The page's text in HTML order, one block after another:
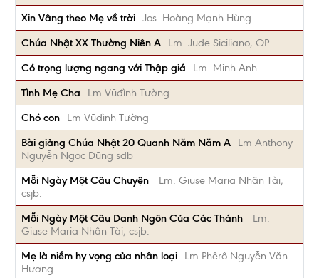
Xin Vâng theo Mẹ về trời Jos. Hoàng Mạnh Hùng
Chúa Nhật XX Thường Niên A
Lm. Jude Siciliano, OP
Có trọng lượng ngang với Thập giá
Lm. Minh Anh
Tình Mẹ Cha
Lm Vũđình Tường
Chó con
Lm Vũđình Tường
Bài giảng Chúa Nhật 20 Quanh Năm Năm A
Lm Anthony
Nguyễn Ngọc Dũng sdb
Mỗi Ngày Một Câu Chuyện
Lm. Giuse Maria Nhân Tài,
csjb.
Mỗi Ngày Một Câu Danh Ngôn Của Các Thánh
Lm.
Giuse Maria Nhân Tài, csjb.
Mẹ là niềm hy vọng của nhân loại
Lm Phêrô Nguyễn Văn
Hương